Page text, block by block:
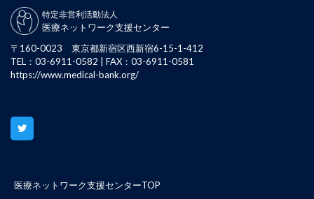
特定非営利活動法人
医療ネットワーク支援センター
〒160-0023 東京都新宿区西新宿6-15-1-412
TEL：03-6911-0582 | FAX：03-6911-0581
https://www.medical-bank.org/
医療ネットワーク支援センターTOP